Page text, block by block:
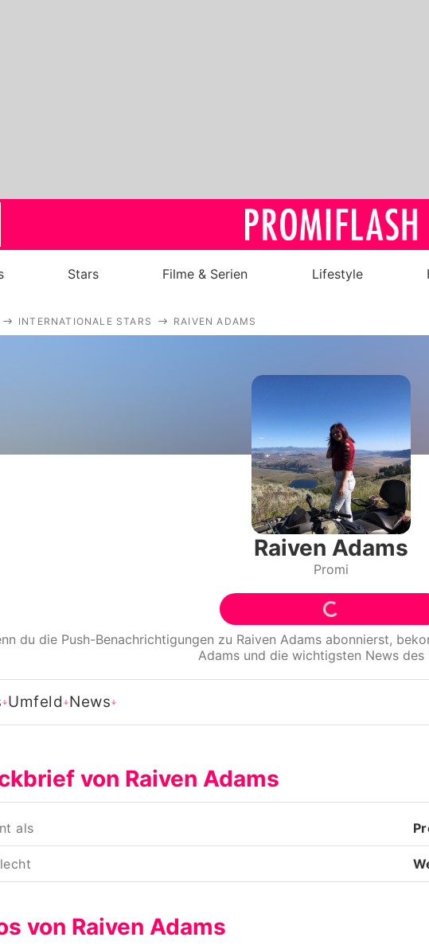
Familie & Liebe
Promiflash Exklusiv
Alle Themen auf Promiflash
Jobs
App runterladen
Team
Nutzungsbedingungen
Stars Filme & Serien Lifestyle
INTERNATIONALE STARS RAIVEN ADAMS
Raiven Adams
Promi
du die Push-Benachrichtigungen zu Raiven Adamsabonnierst,
Adams und die wichtigsten News des
Umfeld News
von Raiven Adams
als
von Raiven Adams